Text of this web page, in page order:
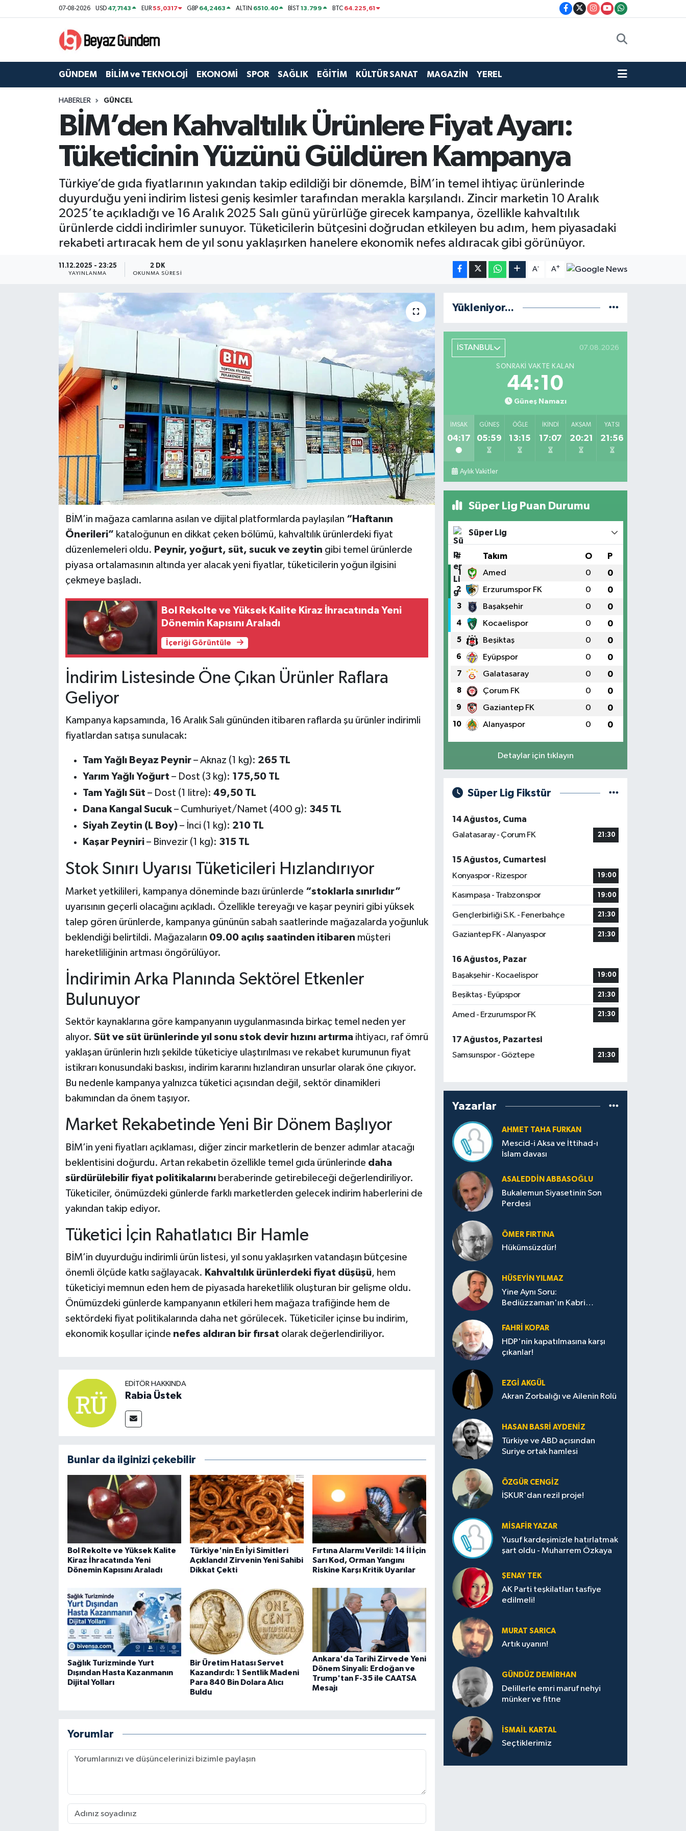
07-08-2026 USD 47,7143 EUR55,0317 GBP 64,2463 ALTIN 6510.40 BİST13.799 BTC 64.225,61
GÜNDEM BİLİM ve TEKNOLOJİ EKONOMİ SPOR SAĞLIK EĞİTİM KÜLTÜR SANAT MAGAZİN YEREL
HABERLER GÜNCEL
BİM’den Kahvaltılık Ürünlere Fiyat Ayarı:
Tüketicinin Yüzünü Güldüren Kampanya
Türkiye’de gıda fiyatlarının yakından takip edildiği bir dönemde, BİM’in temel ihtiyaç ürünlerinde
duyurduğu yeni indirim listesi geniş kesimler tarafından merakla karşılandı. Zincir marketin 10 Aralık
2025’te açıkladığı ve 16 Aralık 2025 Salı günü yürürlüğe girecek kampanya, özellikle kahvaltılık
ürünlerde ciddi indirimler sunuyor. Tüketicilerin bütçesini doğrudan etkileyen bu adım, hem piyasadaki
rekabeti artıracak hem de yıl sonu yaklaşırken hanelere ekonomik nefes aldıracak gibi görünüyor.
11.12.2025 - 23:25
YAYINLANMA
2 DK
OKUNMA SÜRESI
A- A+
BİM’in mağaza camlarına asılan ve dijital platformlarda paylaşılan “Haftanın
Önerileri” kataloğunun en dikkat çeken bölümü, kahvaltılık ürünlerdeki fiyat
düzenlemeleri oldu. Peynir, yoğurt, süt, sucuk ve zeytin gibi temel ürünlerde
piyasa ortalamasının altında yer alacak yeni fiyatlar, tüketicilerin yoğun ilgisini
çekmeye başladı.
Bol Rekolte ve Yüksek Kalite Kiraz İhracatında Yeni
Dönemin Kapısını Araladı
İçeriği Görüntüle
İndirim Listesinde Öne Çıkan Ürünler Raflara
Geliyor
Kampanya kapsamında, 16 Aralık Salı gününden itibaren raflarda şu ürünler indirimli
fiyatlardan satışa sunulacak:
Tam Yağlı Beyaz Peynir– Aknaz (1 kg): 265 TL
Yarım Yağlı Yoğurt – Dost (3 kg): 175,50 TL
Tam Yağlı Süt – Dost (1 litre): 49,50 TL
Dana Kangal Sucuk– Cumhuriyet/Namet (400 g): 345 TL
Siyah Zeytin (L Boy)– İnci (1 kg): 210 TL
Kaşar Peyniri– Binvezir (1 kg): 315 TL
Stok Sınırı Uyarısı Tüketicileri Hızlandırıyor
Market yetkilileri, kampanya döneminde bazı ürünlerde “stoklarla sınırlıdır”
uyarısının geçerli olacağını açıkladı. Özellikle tereyağı ve kaşar peyniri gibi yüksek
talep gören ürünlerde, kampanya gününün sabah saatlerinde mağazalarda yoğunluk
beklendiği belirtildi. Mağazaların 09.00 açılış saatinden itibaren müşteri
hareketliliğinin artması öngörülüyor.
İndirimin Arka Planında Sektörel Etkenler
Bulunuyor
Sektör kaynaklarına göre kampanyanın uygulanmasında birkaç temel neden yer
alıyor. Süt ve süt ürünlerinde yıl sonu stok devir hızını artırmaihtiyacı, raf ömrü
yaklaşan ürünlerin hızlı şekilde tüketiciye ulaştırılması ve rekabet kurumunun fiyat
istikrarı konusundaki baskısı, indirim kararını hızlandıran unsurlar olarak öne çıkıyor.
Bu nedenle kampanya yalnızca tüketici açısından değil, sektör dinamikleri
bakımından da önem taşıyor.
Market Rekabetinde Yeni Bir Dönem Başlıyor
BİM’in yeni fiyatları açıklaması, diğer zincir marketlerin de benzer adımlar atacağı
beklentisini doğurdu. Artan rekabetin özellikle temel gıda ürünlerinde daha
sürdürülebilir fiyat politikalarınıberaberinde getirebileceği değerlendiriliyor.
Tüketiciler, önümüzdeki günlerde farklı marketlerden gelecek indirim haberlerini de
yakından takip ediyor.
Tüketici İçin Rahatlatıcı Bir Hamle
BİM’in duyurduğu indirimli ürün listesi, yıl sonu yaklaşırken vatandaşın bütçesine
önemli ölçüde katkı sağlayacak. Kahvaltılık ürünlerdeki fiyat düşüşü, hem
tüketiciyi memnun eden hem de piyasada hareketlilik oluşturan bir gelişme oldu.
Önümüzdeki günlerde kampanyanın etkileri hem mağaza trafiğinde hem de
sektördeki fiyat politikalarında daha net görülecek. Tüketiciler içinse bu indirim,
ekonomik koşullar içinde nefes aldıran bir fırsat olarak değerlendiriliyor.
EDITÖR HAKKINDA
Rabia Üstek
Bunlar da ilginizi çekebilir
Bol Rekolte ve Yüksek Kalite
Kiraz İhracatında Yeni
Dönemin Kapısını Araladı
Türkiye'nin En İyi Simitleri
Açıklandı! Zirvenin Yeni Sahibi
Dikkat Çekti
Fırtına Alarmı Verildi: 14 İl İçin
Sarı Kod, Orman Yangını
Riskine Karşı Kritik Uyarılar
Sağlık Turizminde Yurt
Dışından Hasta Kazanmanın
Dijital Yolları
Bir Üretim Hatası Servet
Kazandırdı: 1 Sentlik Madeni
Para 840 Bin Dolara Alıcı
Buldu
Ankara'da Tarihi Zirvede Yeni
Dönem Sinyali: Erdoğan ve
Trump'tan F-35 ile CAATSA
Mesajı
Yorumlar
Yükleniyor...
İSTANBUL 07.08.2026
SONRAKI VAKTE KALAN
44:09
Güneş Namazı
İMSAK
04:17
GÜNEŞ
05:59
ÖĞLE
13:15
İKINDI
17:07
AKŞAM
20:21
YATSI
21:56
Aylık Vakitler
Süper Lig Puan Durumu
Süper Lig
# Takım O P
1 Amed 0 0
2 Erzurumspor FK 0 0
3 Başakşehir 0 0
4 Kocaelispor 0 0
5 Beşiktaş 0 0
6 Eyüpspor 0 0
7 Galatasaray 0 0
8 Çorum FK 0 0
9 Gaziantep FK 0 0
10 Alanyaspor 0 0
Detaylar için tıklayın
Süper Lig Fikstür
14 Ağustos, Cuma
Galatasaray - Çorum FK
21:30
15 Ağustos, Cumartesi
Konyaspor - Rizespor
19:00
Kasımpaşa - Trabzonspor 19:00
Gençlerbirliği S.K. - Fenerbahçe 21:30
Gaziantep FK - Alanyaspor 21:30
16 Ağustos, Pazar
Başakşehir - Kocaelispor
19:00
Beşiktaş - Eyüpspor 21:30
Amed - Erzurumspor FK 21:30
17 Ağustos, Pazartesi
Samsunspor - Göztepe
21:30
Yazarlar
AHMET TAHA FURKAN
Mescid-i Aksa ve İttihad-ı
İslam davası
ASALEDDIN ABBASOĞLU
Bukalemun Siyasetinin Son
Perdesi
ÖMER FIRTINA
Hükümsüzdür!
HÜSEYIN YILMAZ
Yine Aynı Soru:
Bediüzzaman'ın Kabri
FAHRI KOPAR
HDP'nin kapatılmasına karşı
çıkanlar!
EZGI AKGÜL
Akran Zorbalığı ve Ailenin Rolü
HASAN BASRI AYDENIZ
Türkiye ve ABD açısından
Suriye ortak hamlesi
ÖZGÜR CENGIZ
İŞKUR'dan rezil proje!
MISAFIR YAZAR
Yusuf kardeşimizle hatırlatmak
şart oldu - Muharrem Özkaya
ŞENAY TEK
AK Parti teşkilatları tasfiye
edilmeli!
MURAT SARICA
Artık uyanın!
GÜNDÜZ DEMIRHAN
Delillerle emri maruf nehyi
münker ve fitne
İSMAIL KARTAL
Seçtiklerimiz
GÜNDEM
BİLİM ve TEKNOLOJİ
KÜLTÜR SANAT
Hava Durumu
Trafik Durumu
Tüm Manşetler
Haber Arşivi